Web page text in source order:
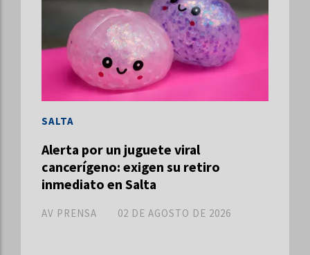
Alerta por un juguete viral
cancerígeno: exigen su retiro
inmediato en Salta
AV PRENSA
SALTA
02 DE AGOSTO DE 2026